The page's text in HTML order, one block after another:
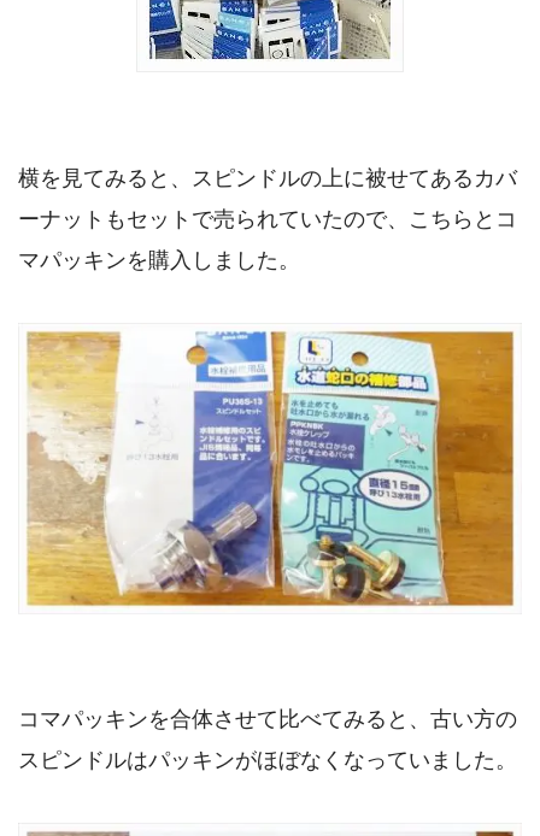
横を見てみると、スピンドルの上に被せてあるカバ
ーナットもセットで売られていたので、こちらとコ
マパッキンを購入しました。
コマパッキンを合体させて比べてみると、古い方の
スピンドルはパッキンがほぼなくなっていました。